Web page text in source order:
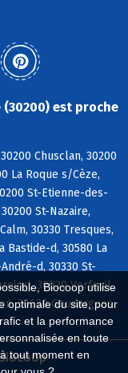
Biocoop utilise
optimale du site, pour
et la performance
en toute
tout moment en
est proche
Chusclan, 30200
La Roque s/Cèze,
St-Etienne-des-
St-Nazaire,
30330 Tresques,
Bastide-d, 30580 La
d, 30330 St-
30630 Verfeuil,
30630 Goudargues